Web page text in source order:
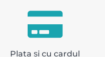
Plata și cu cardul